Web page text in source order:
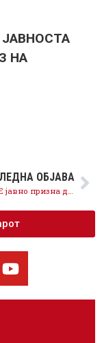
НА
ОБЈАВА
ВМРО-ДПМНЕ јавно призна дека жали за успехот на Македонија, граѓаните имаат причина да слават, членство во НАТО е историски успех